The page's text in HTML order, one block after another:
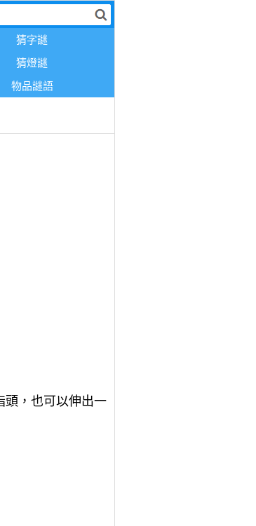
猜字謎
猜燈謎
物品謎語
頭，也可以伸出一